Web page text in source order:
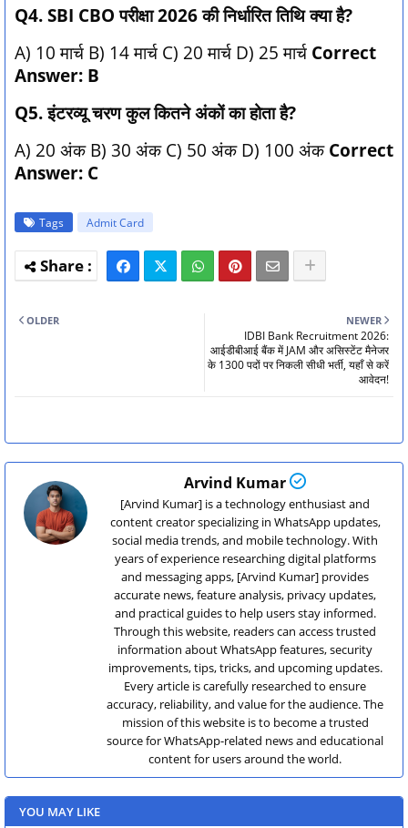
Q4. SBI CBO परीक्षा 2026 की निर्धारित तिथि क्या है?
A) 10 मार्च B) 14 मार्च C) 20 मार्च D) 25 मार्च Correct
Answer: B
Q5. इंटरव्यू चरण कुल कितने अंकों का होता है?
A) 20 अंक B) 30 अंक C) 50 अंक D) 100 अंक Correct
Answer: C
Tags Admit Card
NEWER
IDBI Bank Recruitment 2026:
आईडीबीआई बैंक में JAM और असिस्टेंट मैनेजर
के 1300 पदों पर निकली सीधी भर्ती, यहाँ से करें
आवेदन!
OLDER
Arvind Kumar
[Arvind Kumar] is a technology enthusiast and
content creator specializing in WhatsApp updates,
social media trends, and mobile technology. With
years of experience researching digital platforms
and messaging apps, [Arvind Kumar] provides
accurate news, feature analysis, privacy updates,
and practical guides to help users stay informed.
Through this website, readers can access trusted
information about WhatsApp features, security
improvements, tips, tricks, and upcoming updates.
Every article is carefully researched to ensure
accuracy, reliability, and value for the audience. The
mission of this website is to become a trusted
source for WhatsApp-related news and educational
content for users around the world.
YOU MAY LIKE